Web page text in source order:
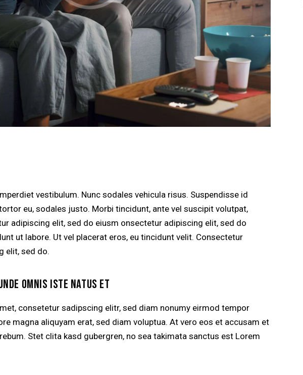
vestibulum. Nunc sodales vehicula risus. Suspendisse id
eu, sodales justo. Morbi tincidunt, ante vel suscipit volutpat,
adipiscing elit, sed do eiusm onsectetur adipiscing elit, sed do
ut labore. Ut vel placerat eros, eu tincidunt velit. Consectetur
elit, sed do.
OMNIS ISTE NATUS ET
consetetur sadipscing elitr, sed diam nonumy eirmod tempor
magna aliquyam erat, sed diam voluptua. At vero eos et accusam et
Stet clita kasd gubergren, no sea takimata sanctus est Lorem